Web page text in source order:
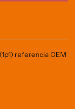
referencia OEM